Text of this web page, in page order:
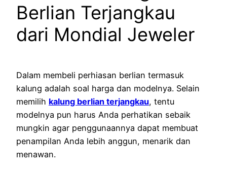
Berlian Terjangkau
dari Mondial Jeweler
Dalam membeli perhiasan berlian termasuk
kalung adalah soal harga dan modelnya. Selain
memilih kalung berlian terjangkau, tentu
modelnya pun harus Anda perhatikan sebaik
mungkin agar penggunaannya dapat membuat
penampilan Anda lebih anggun, menarik dan
menawan.